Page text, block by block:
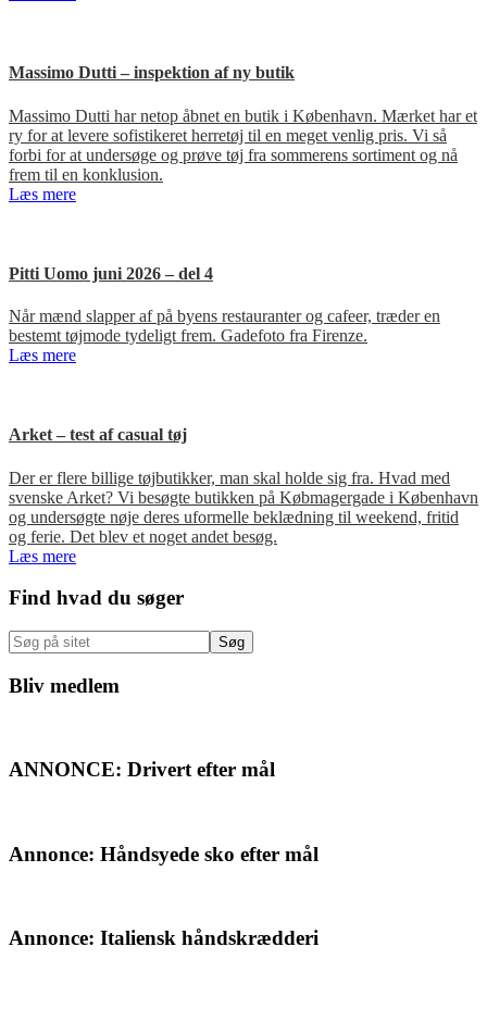
Massimo Dutti – inspektion af ny butik
Massimo Dutti har netop åbnet en butik i København. Mærket har et
ry for at levere sofistikeret herretøj til en meget venlig pris. Vi så
forbi for at undersøge og prøve tøj fra sommerens sortiment og nå
frem til en konklusion.
Læs mere
Pitti Uomo juni 2026 – del 4
Når mænd slapper af på byens restauranter og cafeer, træder en
bestemt tøjmode tydeligt frem. Gadefoto fra Firenze.
Læs mere
Arket – test af casual tøj
Der er flere billige tøjbutikker, man skal holde sig fra. Hvad med
svenske Arket? Vi besøgte butikken på Købmagergade i København
og undersøgte nøje deres uformelle beklædning til weekend, fritid
og ferie. Det blev et noget andet besøg.
Læs mere
Primær
Sidebar
Find hvad du søger
Søg
på
sitet
Bliv medlem
ANNONCE: Drivert efter mål
Annonce: Håndsyede sko efter mål
Annonce: Italiensk håndskrædderi